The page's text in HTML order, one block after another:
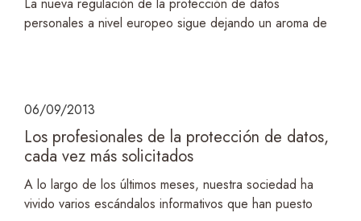
personales a nivel europeo sigue dejando un aroma de
06/09/2013
Los profesionales de la protección de datos,
cada vez más solicitados
A lo largo de los últimos meses, nuestra sociedad ha
vivido varios escándalos informativos que han puesto